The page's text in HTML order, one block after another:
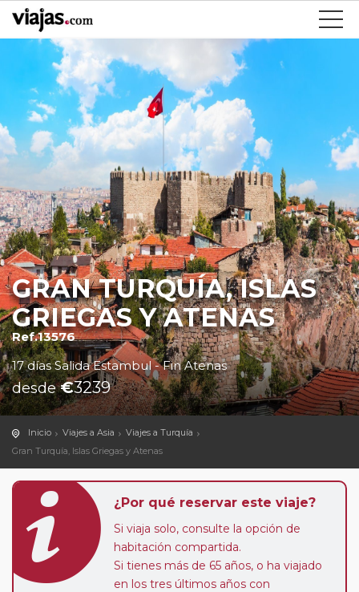
GRAN TURQUÍA, ISLAS
GRIEGAS Y ATENAS
Ref.13576
17 días Salida Estambul - Fin Atenas
desde€3239
Inicio Viajes a Asia
Viajes a Turquía
Gran Turquía, Islas Griegas y Atenas
¿Por qué reservar este viaje?
Si viaja solo, consulte la opción de
habitación compartida.
Si tienes más de 65 años, o ha viajado
en los tres últimos años con